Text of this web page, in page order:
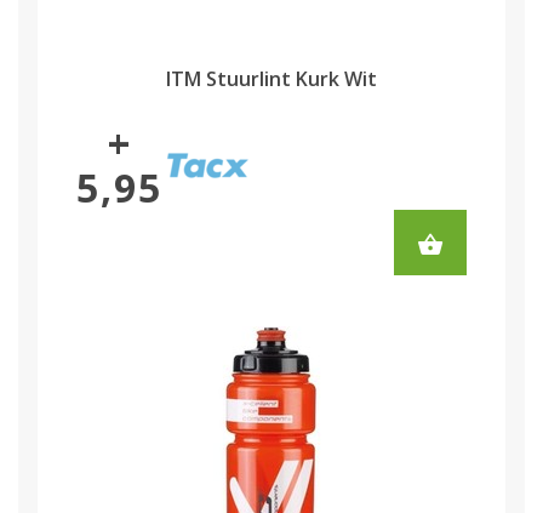
ITM Stuurlint Kurk Wit
+
5,95